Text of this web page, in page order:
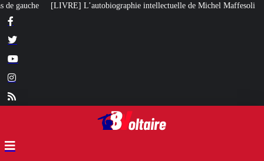
intellectuelle de Michel Maffesoli Pour regagner son influence en